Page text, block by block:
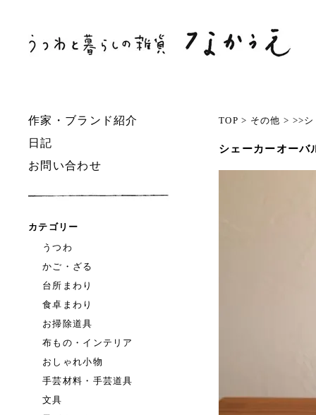
作家・ブランド紹介
日記
お問い合わせ
カテゴリー
うつわ
かご・ざる
台所まわり
食卓まわり
お掃除道具
布もの・インテリア
おしゃれ小物
手芸材料・手芸道具
文具
TOP > その他 > >>
シェーカーオーバ